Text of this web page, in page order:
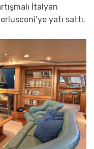
İtalyan
yatı sattı.